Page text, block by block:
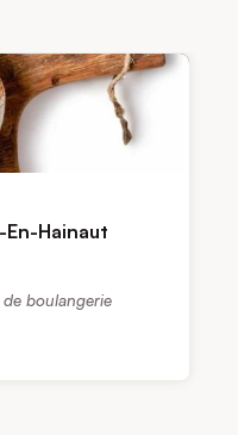
Hainaut
de boulangerie